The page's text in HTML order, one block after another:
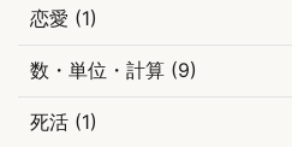
恋愛 (1)
数・単位・計算 (9)
死活 (1)